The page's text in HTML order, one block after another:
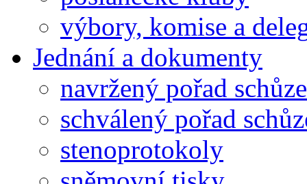
výbory, komise a
Jednání a dokumenty
navržený pořad schůze
schválený pořad
stenoprotokoly